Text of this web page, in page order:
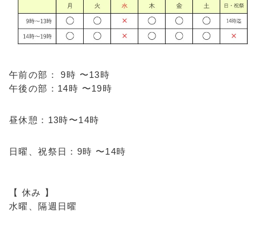
午前の部： 9時 〜13時
午後の部：14時 〜19時
昼休憩：13時〜14時
日曜、祝祭日：9時 〜14時
【 休み 】
水曜、隔週日曜